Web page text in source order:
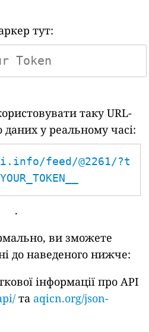
тут:
таку URL-
даних у реальному часі:
feed/@2261/?t
.
ви зможете
до наведеного нижче:
інформації про API
та aqicn.org/json-